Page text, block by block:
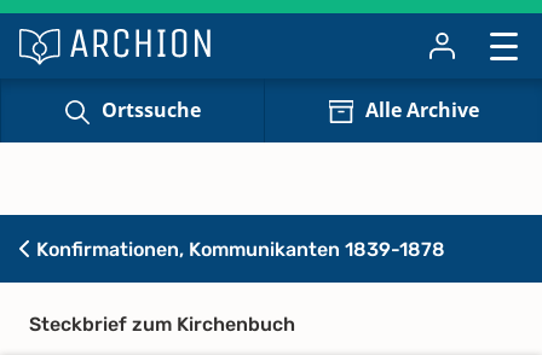
Ortssuche Alle Archive
Konfirmationen, Kommunikanten 1839-1878
Steckbrief zum Kirchenbuch